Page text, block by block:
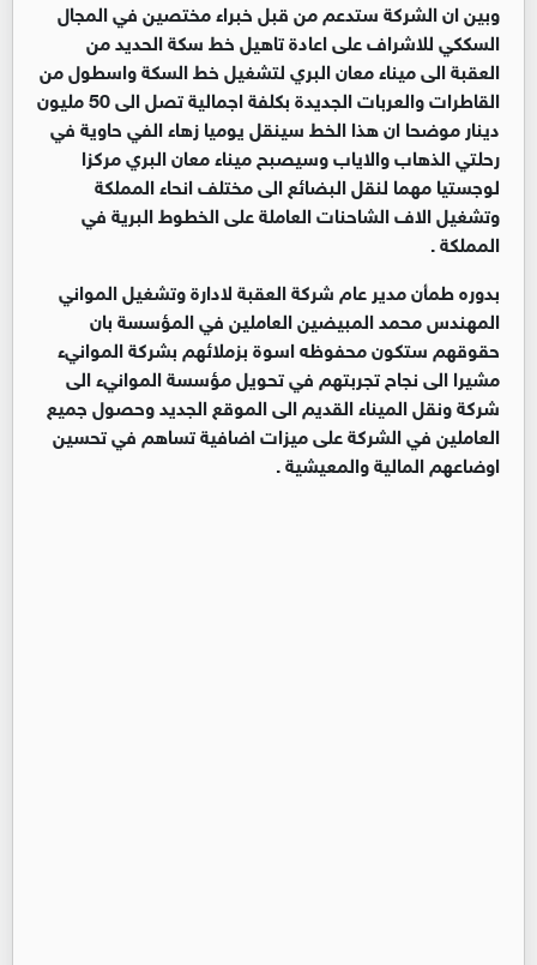
وبين ان الشركة ستدعم من قبل خبراء مختصين في المجال
السككي للاشراف على اعادة تاهيل خط سكة الحديد من
العقبة الى ميناء معان البري لتشغيل خط السكة واسطول من
القاطرات والعربات الجديدة بكلفة اجمالية تصل الى 50 مليون
دينار موضحا ان هذا الخط سينقل يوميا زهاء الفي حاوية في
رحلتي الذهاب والاياب وسيصبح ميناء معان البري مركزا
لوجستيا مهما لنقل البضائع الى مختلف انحاء المملكة
وتشغيل الاف الشاحنات العاملة على الخطوط البرية في
المملكة .
بدوره طمأن مدير عام شركة العقبة لادارة وتشغيل المواني
المهندس محمد المبيضين العاملين في المؤسسة بان
حقوقهم ستكون محفوظه اسوة بزملائهم بشركة الموانيء
مشيرا الى نجاح تجربتهم في تحويل مؤسسة الموانيء الى
شركة ونقل الميناء القديم الى الموقع الجديد وحصول جميع
العاملين في الشركة على ميزات اضافية تساهم في تحسين
اوضاعهم المالية والمعيشية .